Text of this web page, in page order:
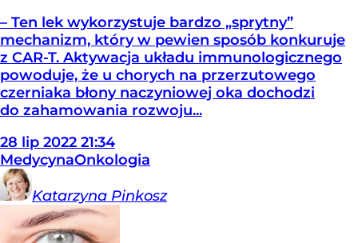
– Ten lek wykorzystuje bardzo „sprytny”
mechanizm, który w pewien sposób konkuruje
z CAR-T. Aktywacja układu immunologicznego
powoduje, że u chorych na przerzutowego
czerniaka błony naczyniowej oka dochodzi
do zahamowania rozwoju...
28 lip 2022 21:34
MedycynaOnkologia
Katarzyna Pinkosz